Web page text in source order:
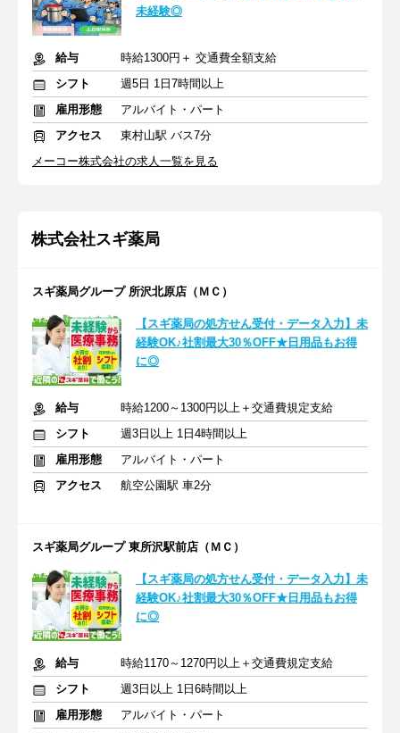
未経験◎
給与
時給1300円＋ 交通費全額支給
シフト
週5日 1日7時間以上
雇用形態
アルバイト・パート
アクセス
東村山駅 バス7分
メーコー株式会社の求人一覧を見る
株式会社スギ薬局
スギ薬局グループ 所沢北原店（ＭＣ）
【スギ薬局の処方せん受付・データ入力】未
経験OK♪社割最大30％OFF★日用品もお得
に◎
給与
時給1200～1300円以上＋交通費規定支給
シフト
週3日以上 1日4時間以上
雇用形態
アルバイト・パート
アクセス
航空公園駅 車2分
スギ薬局グループ 東所沢駅前店（ＭＣ）
【スギ薬局の処方せん受付・データ入力】未
経験OK♪社割最大30％OFF★日用品もお得
に◎
給与
時給1170～1270円以上＋交通費規定支給
シフト
週3日以上 1日6時間以上
雇用形態
アルバイト・パート